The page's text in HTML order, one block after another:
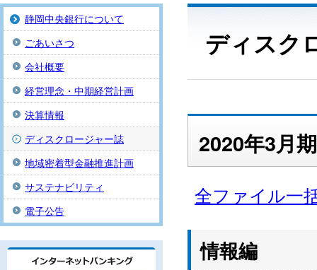
ディスク
2020年3月
全ファイル一
情報編
静岡中央銀行について
ごあいさつ
会社概要
経営理念・中期経営計画
決算情報
ディスクロージャー誌
地域密着型金融推進計画
サステナビリティ
電子公告